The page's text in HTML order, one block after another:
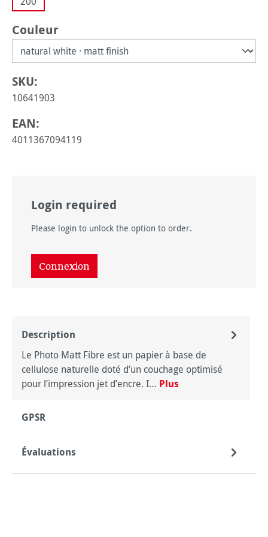
Sélectionnez
Couleur
SKU:
10641903
EAN:
4011367094119
Login required
Please login to unlock the option to order.
Connexion
Description
Le Photo Matt Fibre est un papier à base de
cellulose naturelle doté d’un couchage optimisé
pour l’impression jet d’encre. I… Plus
GPSR
Évaluations